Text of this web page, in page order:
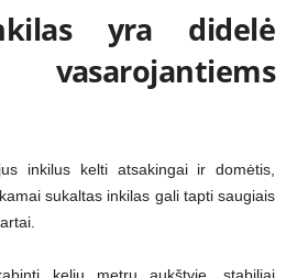
yra didelė
inkilus kelti atsakingai ir domėtis,
sukaltas inkilas gali tapti saugiais
kelių metrų aukštyje, stabiliai